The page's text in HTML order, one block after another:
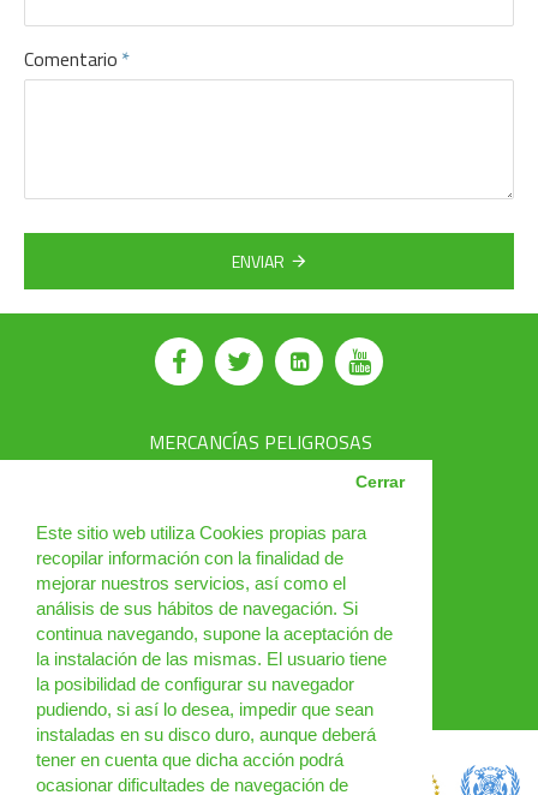
Este sitio web utiliza Cookies propias para
recopilar información con la finalidad de
mejorar nuestros servicios, así como el
análisis de sus hábitos de navegación. Si
continua navegando, supone la aceptación de
la instalación de las mismas. El usuario tiene
la posibilidad de configurar su navegador
pudiendo, si así lo desea, impedir que sean
instaladas en su disco duro, aunque deberá
tener en cuenta que dicha acción podrá
ocasionar dificultades de navegación de
Cerrar
Comentario
ENVIAR
MERCANCÍAS PELIGROSAS
PRODUCTOS
CURSOS
NOTICIAS
¿QUIÉNES SOMOS?
CONTACTO